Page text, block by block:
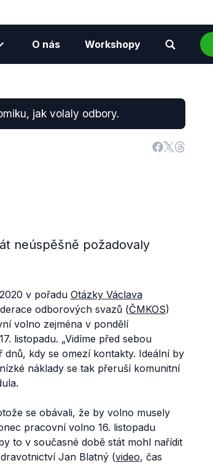
O nás Workshopy
jak volaly odbory.
neúspěšně požadovaly
v pořadu Otázky Václava
odborových svazů (ČMKOS)
volno zejména v pondělí
listopadu. „Vidíme před sebou
kdy se omezí kontakty. Ideální by
náklady se tak přeruší komunitní
se obávali, že by volno musely
pracovní volno 16. listopadu
to v současné době stát mohl nařídit
Jan Blatný (video, čas